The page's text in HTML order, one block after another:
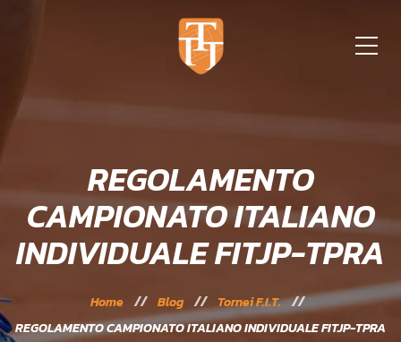
REGOLAMENTO
CAMPIONATO ITALIANO
INDIVIDUALE FITJP-TPRA
Home Blog
Tornei F.I.T.
REGOLAMENTO CAMPIONATO ITALIANO INDIVIDUALE FITJP-TPRA